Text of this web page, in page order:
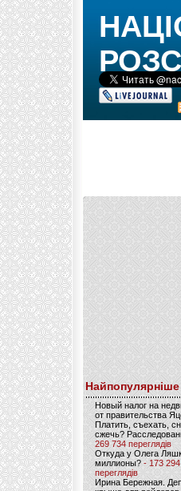
Найпопулярніше
Новый налог на
от правительства
Платить, съехать,
сжечь?
269 734 переглядів
Откуда у Олега
миллионы? - 173 294
переглядів
Ирина Бережная.